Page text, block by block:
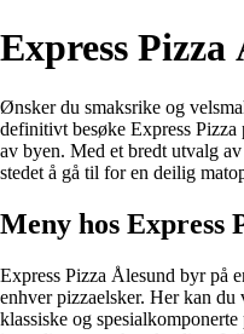
Express Pizza
Ønsker du smaksrike og
definitivt besøke Express Pizza
av byen. Med et bredt utvalg
stedet å gå til for en deilig
Meny hos Express
Express Pizza Ålesund byr på
enhver pizzaelsker. Her kan
klassiske og